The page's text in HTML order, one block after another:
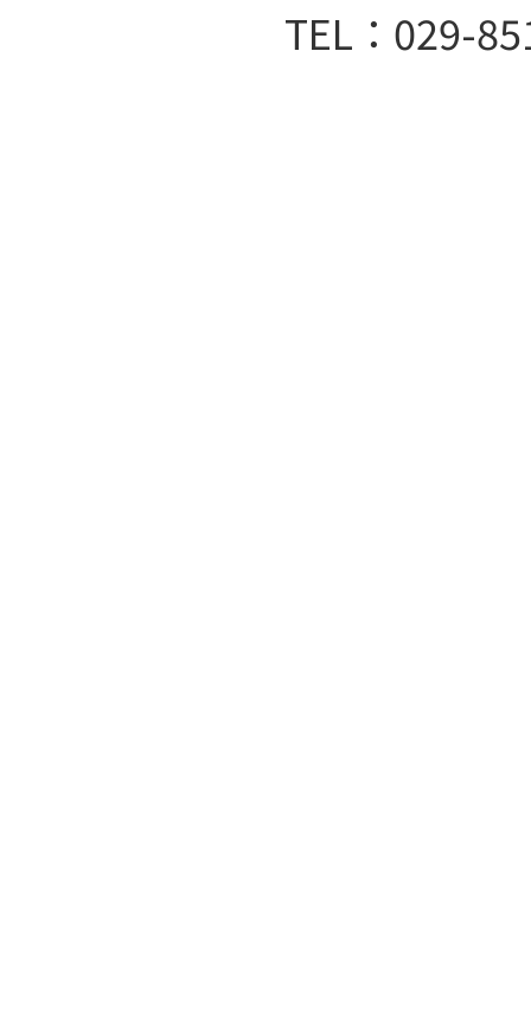
TEL：029-